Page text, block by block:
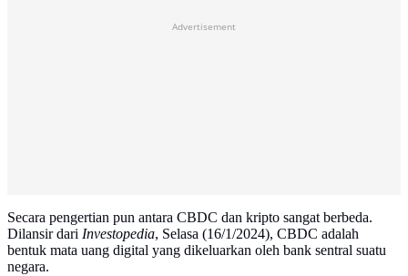
Advertisement
Secara pengertian pun antara CBDC dan kripto sangat berbeda.
Dilansir dari Investopedia, Selasa (16/1/2024), CBDC adalah
bentuk mata uang digital yang dikeluarkan oleh bank sentral suatu
negara.